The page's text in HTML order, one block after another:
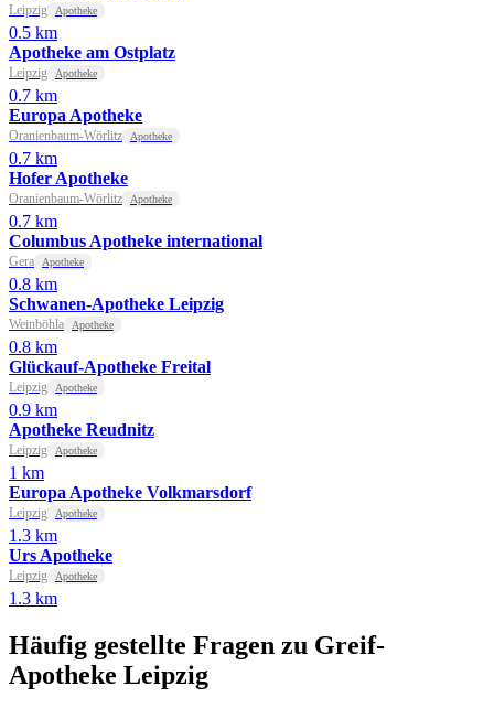
Leipzig Apotheke
0.5 km
Apotheke am Ostplatz
Leipzig Apotheke
0.7 km
Europa Apotheke
Oranienbaum-Wörlitz Apotheke
0.7 km
Hofer Apotheke
Oranienbaum-Wörlitz Apotheke
0.7 km
Columbus Apotheke international
Gera Apotheke
0.8 km
Schwanen-Apotheke Leipzig
Weinböhla Apotheke
0.8 km
Glückauf-Apotheke Freital
Leipzig Apotheke
0.9 km
Apotheke Reudnitz
Leipzig Apotheke
1 km
Europa Apotheke Volkmarsdorf
Leipzig Apotheke
1.3 km
Urs Apotheke
Leipzig Apotheke
1.3 km
Häufig gestellte Fragen zu Greif-
Apotheke Leipzig